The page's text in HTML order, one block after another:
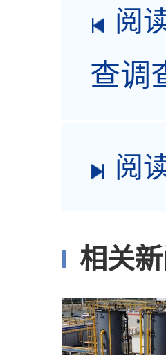
阅
查调
阅
相关新